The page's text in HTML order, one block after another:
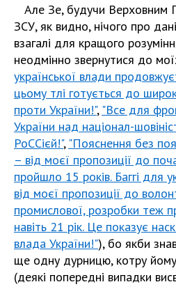
Але Зе, будучи Верховним
ЗСУ, як видно, нічого про
взагалі для кращого
неодмінно звернутися до
української влади
цьому тлі готується до
проти України!", "Все для
України над націонал-
РоССієй!", "Пояснення без
– від моєї пропозиції до
пройшло 15 років. Баггі для
від моєї пропозиції до
промислової, розробки теж
навіть 21 рік. Це показує
влада України!"), бо якби
ще одну дурницю, котру
(деякі попередні випадки